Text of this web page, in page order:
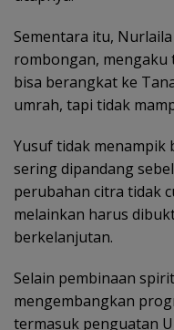
Sementara itu,
rombongan, mengaku
bisa berangkat ke
umrah, tapi tidak
Yusuf tidak menampik
sering dipandang
perubahan citra tidak
melainkan harus
berkelanjutan.
Selain pembinaan
mengembangkan
termasuk penguatan